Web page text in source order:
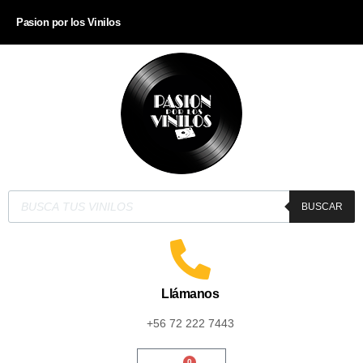
Pasion por los Vinilos
BUSCAR
Llámanos
+56 72 222 7443